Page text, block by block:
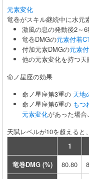
元素変化
竜巻がスキル継続中に水元
激風の息の発動後2～
竜巻DMGの元素付着
付加元素DMGの元素
他の元素変化を持つ
命ノ星座の効果
命ノ星座第3重の 天地
命ノ星座第6重の もつ
元素変化があった場
天賦レベルが10を超える
1
竜巻DMG (%)
80.80